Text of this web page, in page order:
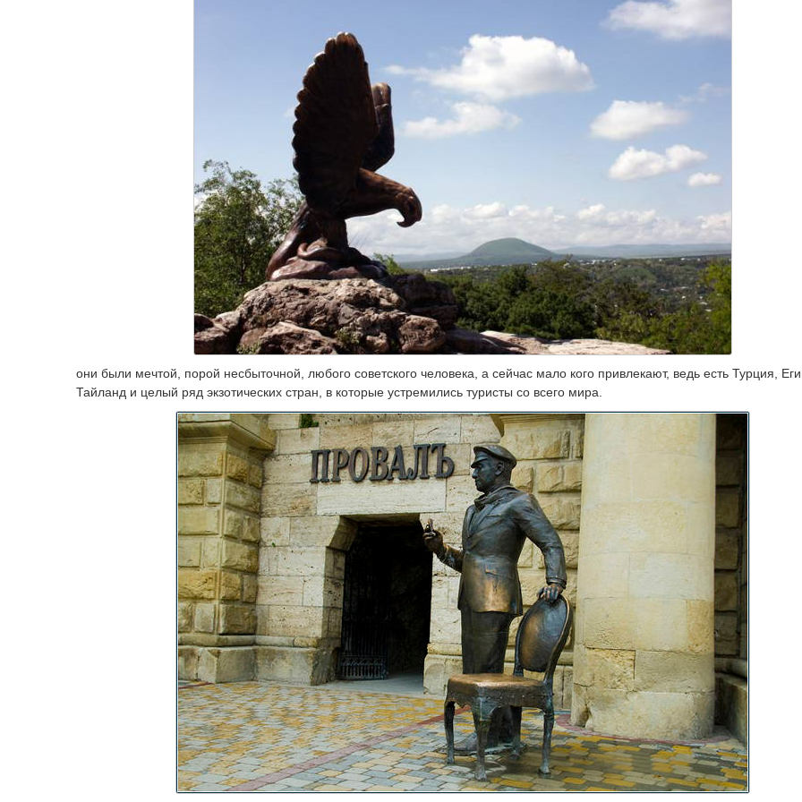
они были мечтой, порой несбыточной, любого советского человека, а сейчас мало кого привлекают, ведь есть Турция,
Тайланд и целый ряд экзотических стран, в которые устремились туристы со всего мира.